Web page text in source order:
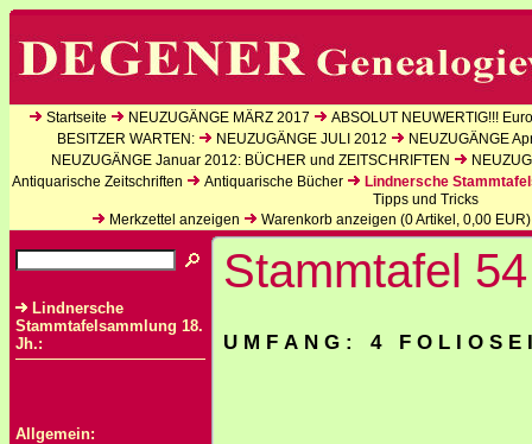
Startseite NEUZUGÄNGE MÄRZ 2017
ABSOLUT NEUWERTIG!!!
BESITZER WARTEN:
NEUZUGÄNGE JULI 2012
NEUZUGÄNGE
NEUZUGÄNGE Januar 2012: BÜCHER und ZEITSCHRIFTEN
Antiquarische Zeitschriften
Antiquarische Bücher
Lindnersche
Tipps und Tricks
Merkzettel anzeigen
Warenkorb anzeigen (0Artikel, 0,00 EUR)
Lindnersche
Stammtafelsammlung 18.
Jh.:
Allgemein:
Stammtafel
U M F A N G : 4 F O L I O S E